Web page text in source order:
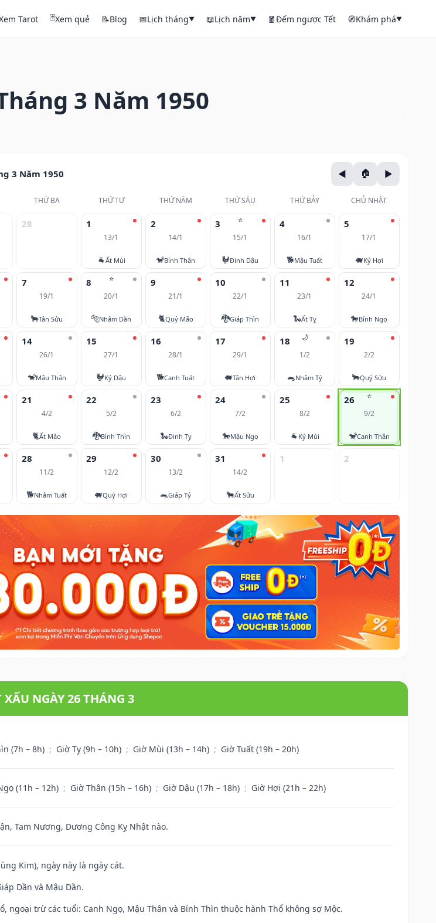
Tarot 🃏Xem quẻ 📝Blog 📅Lịch tháng▼ 📖Lịch năm▼ 🧧Đếm ngược Tết 🧭Khám phá▼
3 Năm 1950
3 Năm 1950
THỨ BA THỨ TƯ THỨ NĂM THỨ SÁU THỨ BẢY CHỦ NHẬT
28 1
13/1
🐐Ất Mùi
2
14/1
🐒Bính Thân
⭐
3
15/1
🐓Đinh Dậu
4
16/1
🐕Mậu Tuất
5
17/1
🐖Kỷ Hợi
7
19/1
🐂Tân Sửu
⭐
8
20/1
🐅Nhâm Dần
9
21/1
🐈Quý Mão
10
22/1
🐉Giáp Thìn
11
23/1
🐍Ất Tỵ
12
24/1
🐎Bính Ngọ
14
26/1
🐒Mậu Thân
15
27/1
🐓Kỷ Dậu
16
28/1
🐕Canh Tuất
17
29/1
🐖Tân Hợi
🌙
18
1/2
🐀Nhâm Tý
19
2/2
🐂Quý Sửu
21
4/2
🐈Ất Mão
22
5/2
🐉Bính Thìn
23
6/2
🐍Đinh Tỵ
24
7/2
🐎Mậu Ngọ
25
8/2
🐐 Kỷ Mùi
⭐
26
9/2
🐒Canh Thân
28
11/2
🐕Nhâm Tuất
29
12/2
🐖Quý Hợi
30
13/2
🐀Giáp Tý
31
14/2
🐂Ất Sửu
1 2
XẤU NGÀY 26 THÁNG 3
(7h – 8h) ; Giờ Tỵ (9h – 10h) ; Giờ Mùi (13h – 14h) ; Giờ Tuất (19h – 20h)
(11h – 12h) ; Giờ Thân (15h – 16h) ; Giờ Dậu (17h – 18h) ; Giờ Hợi (21h – 22h)
Tam Nương, Dương Công Kỵ Nhật nào.
Kim), ngày này là ngày cát.
Dần và Mậu Dần.
ngoại trừ các tuổi: Canh Ngọ, Mậu Thân và Bính Thìn thuộc hành Thổ không sợ Mộc.